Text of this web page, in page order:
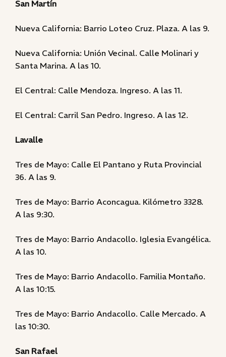
San Martín
Nueva California: Barrio Loteo Cruz. Plaza. A las 9.
Nueva California: Unión Vecinal. Calle Molinari y
Santa Marina. A las 10.
El Central: Calle Mendoza. Ingreso. A las 11.
El Central: Carril San Pedro. Ingreso. A las 12.
Lavalle
Tres de Mayo: Calle El Pantano y Ruta Provincial
36. A las 9.
Tres de Mayo: Barrio Aconcagua. Kilómetro 3328.
A las 9:30.
Tres de Mayo: Barrio Andacollo. Iglesia Evangélica.
A las 10.
Tres de Mayo: Barrio Andacollo. Familia Montaño.
A las 10:15.
Tres de Mayo: Barrio Andacollo. Calle Mercado. A
las 10:30.
San Rafael